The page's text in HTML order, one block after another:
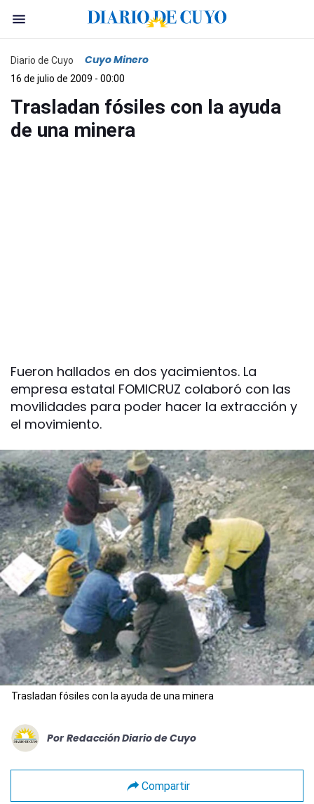
Diario de Cuyo Cuyo Minero
16 de julio de 2009 - 00:00
Trasladan fósiles con la ayuda
de una minera
Fueron hallados en dos yacimientos. La
empresa estatal FOMICRUZ colaboró con las
movilidades para poder hacer la extracción y
el movimiento.
Trasladan fósiles con la ayuda de una minera
Por Redacción Diario de Cuyo
Compartir